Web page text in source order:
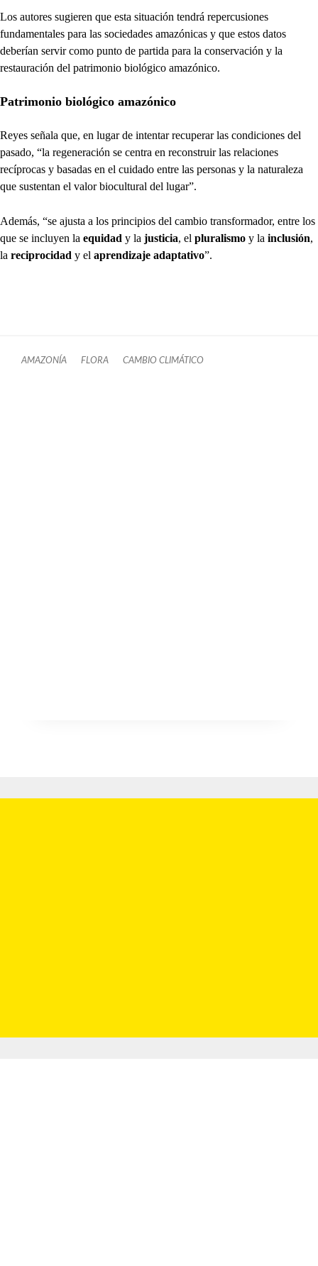
Los autores sugieren que esta situación tendrá repercusiones
fundamentales para las sociedades amazónicas y que estos datos
deberían servir como punto de partida para la conservación y la
restauración del patrimonio biológico amazónico.
Patrimonio biológico amazónico
Reyes señala que, en lugar de intentar recuperar las condiciones del
pasado, “la regeneración se centra en reconstruir las relaciones
recíprocas y basadas en el cuidado entre las personas y la naturaleza
que sustentan el valor biocultural del lugar”.
Además, “se ajusta a los principios del cambio transformador, entre los
que se incluyen la equidad y la justicia, el pluralismo y la inclusión,
la reciprocidad y el aprendizaje adaptativo”.
AMAZONÍA FLORA CAMBIO CLIMÁTICO